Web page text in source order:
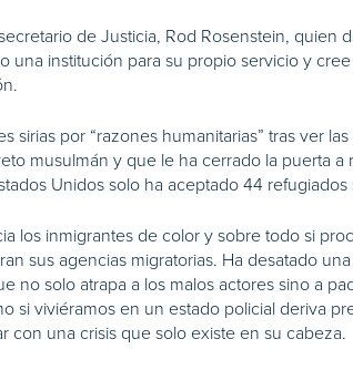
de Justicia, Rod Rosenstein, quien
institución para su propio servicio y
por “razones humanitarias” tras ver
musulmán y que le ha cerrado la puerta
Unidos solo ha aceptado 44 refugiados
los inmigrantes de color y sobre todo si
sus agencias migratorias. Ha desatado
solo atrapa a los malos actores sino a
viviéramos en un estado policial deriva
con una crisis que solo existe en su cabeza.